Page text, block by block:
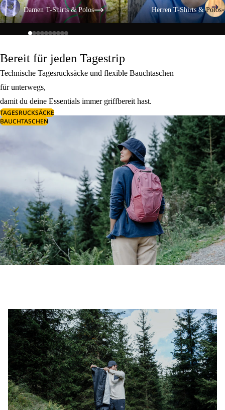
Damen T-Shirts & Polos Herren T-Shirts & Polos
Bereit für jeden Tagestrip
Technische Tagesrucksäcke und flexible Bauchtaschen
für unterwegs,
damit du deine Essentials immer griffbereit hast.
TAGESRUCKSÄCKE
BAUCHTASCHEN